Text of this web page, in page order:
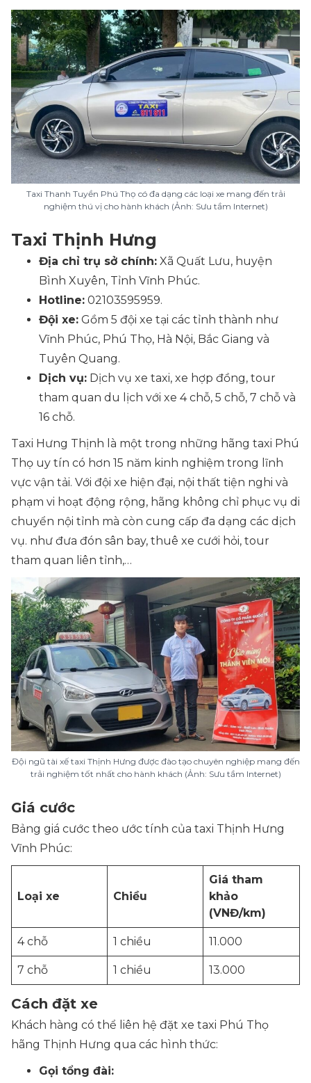
Taxi Thanh Tuyền Phú Thọ có đa dạng các loại xe mang đến trải
nghiệm thú vị cho hành khách (Ảnh: Sưu tầm Internet)
Taxi Thịnh Hưng
Địa chỉ trụ sở chính: Xã Quất Lưu, huyện
Bình Xuyên, Tỉnh Vĩnh Phúc.
Hotline: 02103595959.
Đội xe: Gồm 5 đội xe tại các tỉnh thành như
Vĩnh Phúc, Phú Thọ, Hà Nội, Bắc Giang và
Tuyên Quang.
Dịch vụ: Dịch vụ xe taxi, xe hợp đồng, tour
tham quan du lịch với xe 4 chỗ, 5 chỗ, 7 chỗ và
16 chỗ.
Taxi Hưng Thịnh là một trong những hãng taxi Phú
Thọ uy tín có hơn 15 năm kinh nghiệm trong lĩnh
vực vận tải. Với đội xe hiện đại, nội thất tiện nghi và
phạm vi hoạt động rộng, hãng không chỉ phục vụ di
chuyển nội tỉnh mà còn cung cấp đa dạng các dịch
vụ. như đưa đón sân bay, thuê xe cưới hỏi, tour
tham quan liên tỉnh,…
Đội ngũ tài xế taxi Thịnh Hưng được đào tạo chuyên nghiệp mang đến
trải nghiệm tốt nhất cho hành khách (Ảnh: Sưu tầm Internet)
Giá cước
Bảng giá cước theo ước tính của taxi Thịnh Hưng
Vĩnh Phúc:
Loại xe Chiều
Giá tham
khảo
(VNĐ/km)
4 chỗ 1 chiều 11.000
7 chỗ 1 chiều 13.000
Cách đặt xe
Khách hàng có thể liên hệ đặt xe taxi Phú Thọ
hãng Thịnh Hưng qua các hình thức:
Gọi tổng đài: